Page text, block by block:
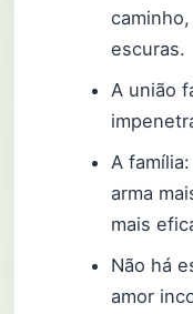
escuras.
A união
A
arma
mais
Não há
amor